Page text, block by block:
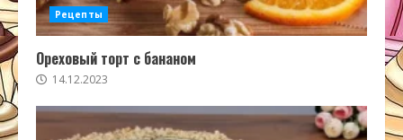
Рецепты
Ореховый торт с бананом
14.12.2023